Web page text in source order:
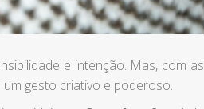
e intenção. Mas, com as
gesto criativo e poderoso.